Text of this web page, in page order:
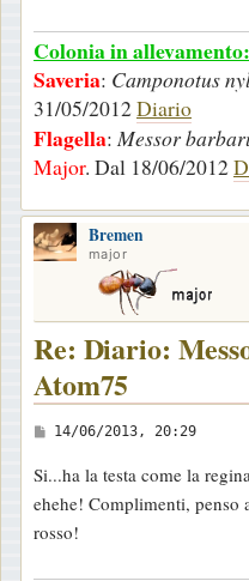
Colonia in allevamento:
Saveria: Camponotus
31/05/2012Diario
Flagella: Messor
Major. Dal 18/06/2012
Bremen
major
Re: Diario:
Atom75
M
s
s
a
14/06/2013, 20:29
Si...ha la testa come la
ehehe! Complimenti, penso
rosso!